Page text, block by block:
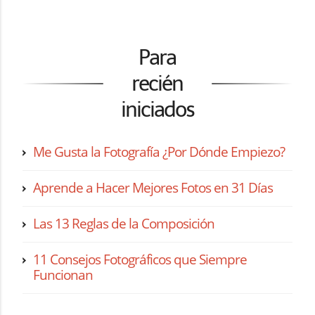
Para
recién
iniciados
Me Gusta la Fotografía ¿Por Dónde Empiezo?
Aprende a Hacer Mejores Fotos en 31 Días
Las 13 Reglas de la Composición
11 Consejos Fotográficos que Siempre
Funcionan